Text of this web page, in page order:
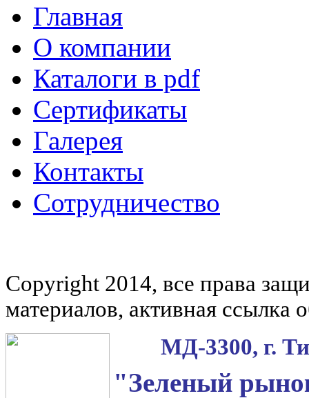
Главная
О компании
Каталоги в pdf
Сертификаты
Галерея
Контакты
Сотрудничество
Copyright 2014, все права
материалов, активная ссылка
МД-3300, г.
"Зеленый